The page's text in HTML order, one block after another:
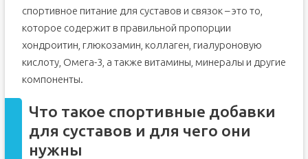
спортивное питание для суставов и связок – это то,
которое содержит в правильной пропорции
хондроитин, глюкозамин, коллаген, гиалуроновую
кислоту, Омега-3, а также витамины, минералы и другие
компоненты.
Что такое спортивные добавки
для суставов и для чего они
нужны